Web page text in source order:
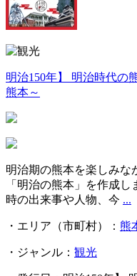
明治150年】 明治時代の
熊本～
明治期の熊本を楽しみな
「明治の熊本」を作成
時の出来事や人物、今 ...
・エリア（市町村）： 熊
・ジャンル： 観光